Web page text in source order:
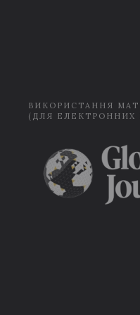
ВИКОРИСТАННЯ
(ДЛЯ ЕЛЕКТРОННИХ